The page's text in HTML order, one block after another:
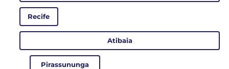
Recife
Atibaia
Pirassununga